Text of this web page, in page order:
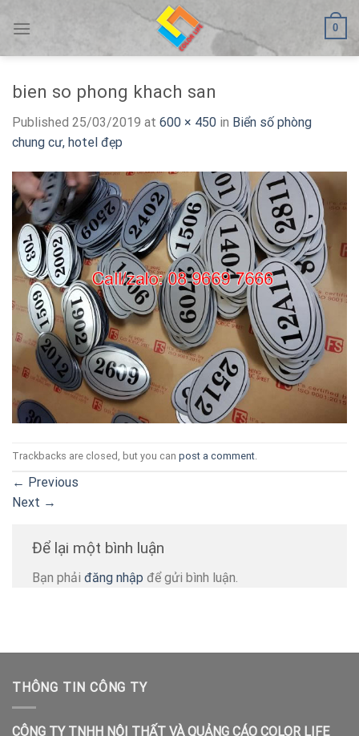
0
bien so phong khach san
Published 25/03/2019 at 600 × 450 in Biển số phòng
chung cư, hotel đẹp
Trackbacks are closed, but you can post a comment.
← Previous
Next →
Để lại một bình luận
Bạn phải đăng nhập để gửi bình luận.
THÔNG TIN CÔNG TY
CÔNG TY TNHH NỘI THẤT VÀ QUẢNG CÁO COLOR LIFE